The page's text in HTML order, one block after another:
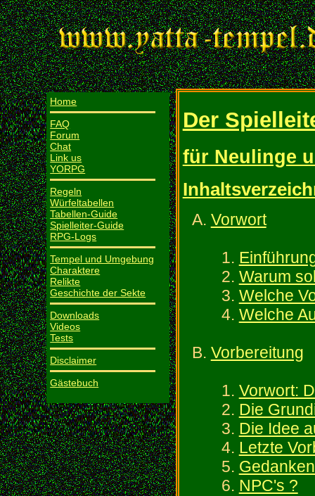
Home
FAQ
Forum
Chat
Link us
YORPG
Regeln
Würfeltabellen
Tabellen-Guide
Spielleiter-Guide
RPG-Logs
Tempel und Umgebung
Charaktere
Relikte
Geschichte der Sekte
Downloads
Videos
Tests
Disclaimer
Gästebuch
Der
für Neulinge
Vorwort
Warum
Welche
Welche
Vorbereitung
Vorwort:
Die
Die Idee
Letzte
NPC's ?